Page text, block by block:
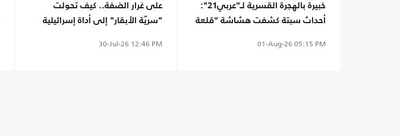
خبيرة بالهجرة القسرية لـ"عربي21":
أحداث سبتة كشفت هشاشة "قلعة
01-Aug-26 05:15 PM
على غرار الضفة.. كيف تحولت
"سريّة الأبقار" إلى أداة إسرائيلية
30-Jul-26 12:46 PM